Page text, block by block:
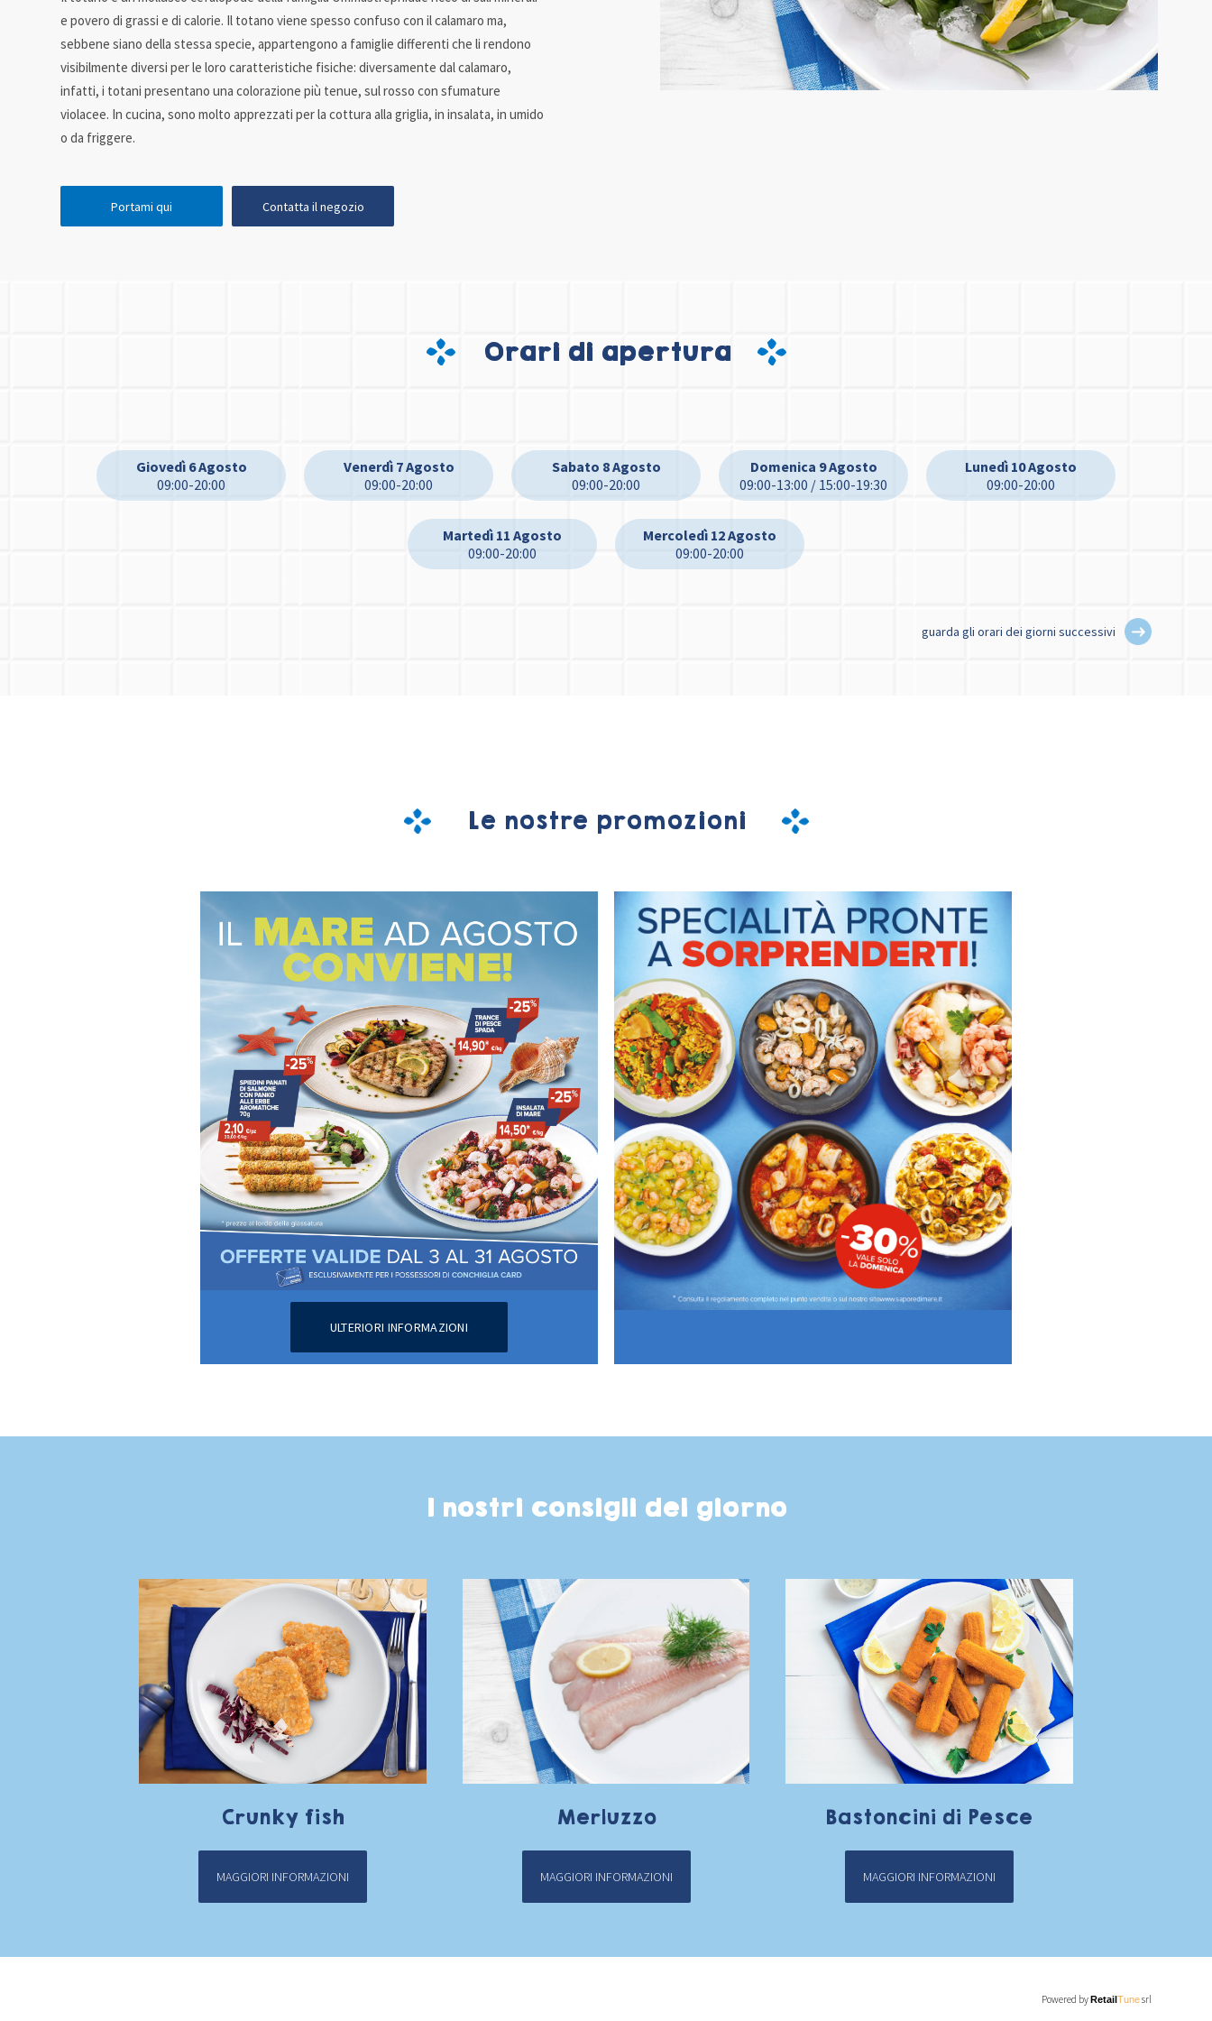
e povero di grassi e di calorie. Il totano viene spesso confuso con il calamaro ma,
sebbene siano della stessa specie, appartengono a famiglie differenti che li rendono
visibilmente diversi per le loro caratteristiche fisiche: diversamente dal calamaro,
infatti, i totani presentano una colorazione più tenue, sul rosso con sfumature
violacee. In cucina, sono molto apprezzati per la cottura alla griglia, in insalata, in umido
o da friggere.
Portami qui Contatta il negozio
Orari di apertura
Giovedì 6 Agosto
09:00-20:00
Venerdì 7 Agosto
09:00-20:00
Sabato 8 Agosto
09:00-20:00
Domenica 9 Agosto
09:00-13:00 / 15:00-19:30
Lunedì 10 Agosto
09:00-20:00
Martedì 11 Agosto
09:00-20:00
Mercoledì 12 Agosto
09:00-20:00
guarda gli orari dei giorni successivi
Le nostre promozioni
ULTERIORI INFORMAZIONI
I nostri consigli del giorno
Crunky fish
MAGGIORI INFORMAZIONI
Merluzzo
MAGGIORI INFORMAZIONI
Bastoncini di Pesce
MAGGIORI INFORMAZIONI
Powered by Retail Tunesrl